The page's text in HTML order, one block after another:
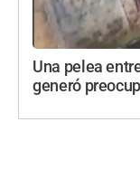
Una pelea
generó